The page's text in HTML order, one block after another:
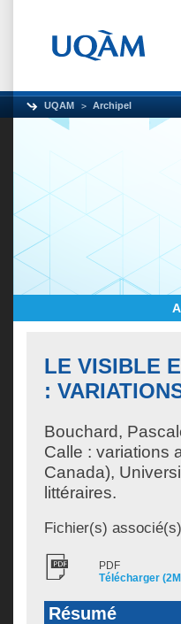
UQAM Archipel
LE VISIBLE
:
Bouchard,
Calle : variations
Canada),
littéraires.
Fichier(s)
PDF
Télécharger
Résumé